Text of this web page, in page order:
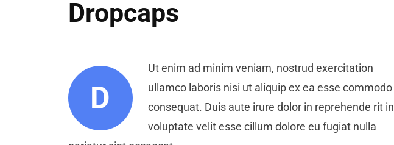
Dropcaps
D
Ut enim ad minim veniam, nostrud exercitation
ullamco laboris nisi ut aliquip ex ea esse commodo
consequat. Duis aute irure dolor in reprehende rit in
voluptate velit esse cillum dolore eu fugiat nulla